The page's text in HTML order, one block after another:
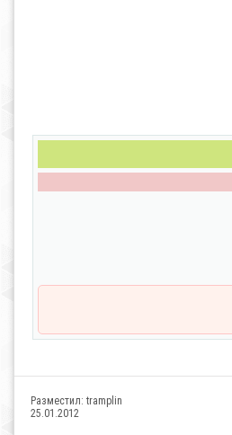
Разместил: tramplin
25.01.2012